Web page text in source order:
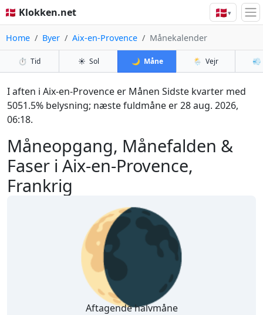
🇩🇰 Klokken.net 🇩🇰▾
Home Byer Aix-en-Provence Månekalender
⏱️ Tid ☀️ Sol 🌙 Måne 🌦️ Vejr 💨
Måneopgang, Månefalden &
Faser i Aix-en-Provence,
Frankrig
I aften i Aix-en-Provence er Månen Sidste kvarter med
5051.5% belysning; næste fuldmåne er 28 aug. 2026,
06:18.
🌘
Aftagende halvmåne